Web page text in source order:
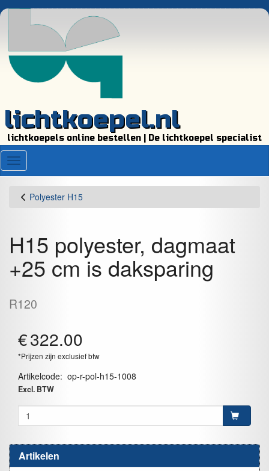
lichtkoepel.nl
lichtkoepels online bestellen | De lichtkoepel specialist
Menu
Artikelen
Polyester H15
H15 polyester, dagmaat
+25 cm is daksparing
R120
€322.00
*Prijzen zijn exclusief btw
Artikelcode: op-r-pol-h15-1008
Excl. BTW